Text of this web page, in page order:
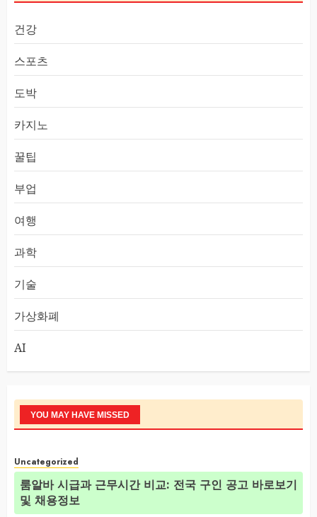
건강
스포츠
도박
카지노
꿀팁
부업
여행
과학
기술
가상화폐
AI
YOU MAY HAVE MISSED
Uncategorized
룸알바 시급과 근무시간 비교: 전국 구인 공고 바로보기
및 채용정보